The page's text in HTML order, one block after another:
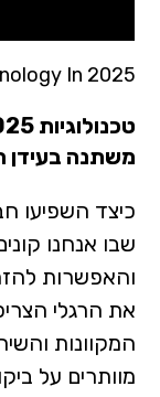
In 2025!
משתנה בעידן
כיצד השפיעו
שבו אנחנו
והאפשרות
את הרגלי
המקוונות
מוותרים על